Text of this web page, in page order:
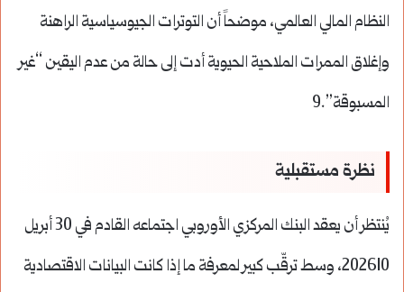
النظام المالي العالمي، موضحاً أن التوترات الجيوسياسية الراهنة
وإغلاق الممرات الملاحية الحيوية أدت إلى حالة من عدم اليقين “غير
المسبوقة”.9
نظرة مستقبلية
يُنتظر أن يعقد البنك المركزي الأوروبي اجتماعه القادم في 30 أبريل
202610، وسط ترقّب كبير لمعرفة ما إذا كانت البيانات الاقتصادية